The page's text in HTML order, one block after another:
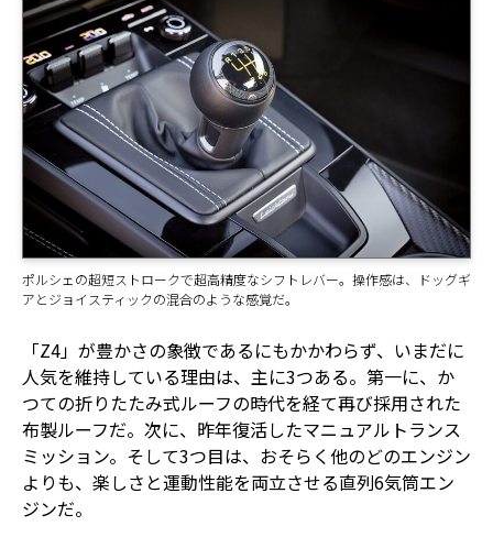
ポルシェの超短ストロークで超高精度なシフトレバー。操作感は、ドッグギ
アとジョイスティックの混合のような感覚だ。
「Z4」が豊かさの象徴であるにもかかわらず、いまだに
人気を維持している理由は、主に3つある。第一に、か
つての折りたたみ式ルーフの時代を経て再び採用された
布製ルーフだ。次に、昨年復活したマニュアルトランス
ミッション。そして3つ目は、おそらく他のどのエンジン
よりも、楽しさと運動性能を両立させる直列6気筒エン
ジンだ。